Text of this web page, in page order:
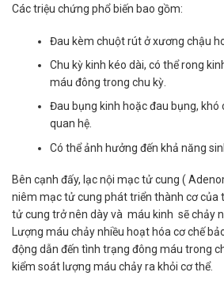
Các triệu chứng phổ biến bao gồm:
Đau kèm chuột rút ở xương chậu
Chu kỳ kinh kéo dài, có thể rong
máu đông trong chu kỳ.
Đau bụng kinh hoặc đau bụng, khó
quan hệ.
Có thể ảnh hưởng đến khả năng
Bên cạnh đấy, lạc nội mạc tử cung (
niêm mạc tử cung phát triển thành cơ của
tử cung trở nên dày và máu kinh sẽ chảy
Lượng máu chảy nhiều hoạt hóa cơ chế
động dẫn đến tình trạng đông máu trong
kiểm soát lượng máu chảy ra khỏi cơ thể.